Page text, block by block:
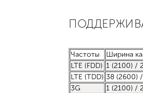
Частоты
Ширина
LTE (FDD) 1 (2100) /
LTE (TDD) 38 (2600)
3G
1 (2100) /